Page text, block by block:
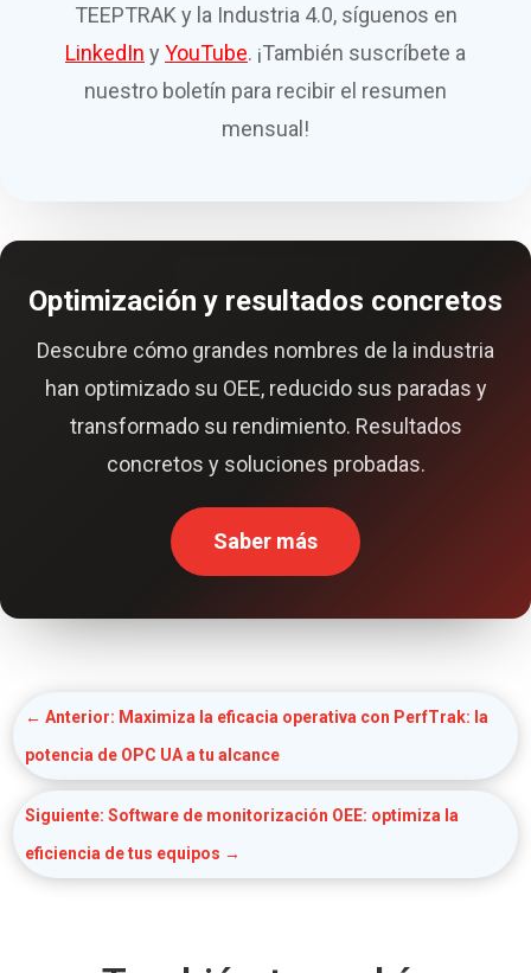
TEEPTRAK y la Industria 4.0, síguenos en
LinkedIn y YouTube. ¡También suscríbete a
nuestro boletín para recibir el resumen
mensual!
Optimización y resultados concretos
Descubre cómo grandes nombres de la industria
han optimizado su OEE, reducido sus paradas y
transformado su rendimiento. Resultados
concretos y soluciones probadas.
Saber más
←Anterior: Maximiza la eficacia operativa con PerfTrak: la
potencia de OPC UA a tu alcance
Siguiente: Software de monitorización OEE: optimiza la
eficiencia de tus equipos →